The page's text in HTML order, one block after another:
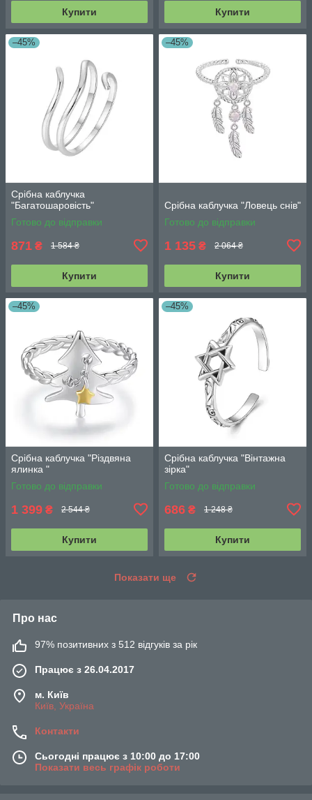
Купити Купити
–45%
Срібна каблучка
"Багатошаровість"
Готово до відправки
871 ₴ 1 584 ₴
Купити
–45%
Срібна каблучка "Ловець снів"
Готово до відправки
1 135 ₴ 2 064 ₴
Купити
–45%
Срібна каблучка "Різдвяна
ялинка "
Готово до відправки
1 399 ₴ 2 544 ₴
Купити
–45%
Срібна каблучка "Вінтажна
зірка"
Готово до відправки
686 ₴ 1 248 ₴
Купити
Показати ще
Про нас
97% позитивних з 512 відгуків за рік
Працює з 26.04.2017
м. Київ
Київ, Україна
Контакти
Сьогодні працює з 10:00 до 17:00
Показати весь графік роботи